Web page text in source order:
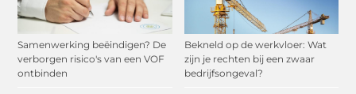
Samenwerking beëindigen? De
verborgen risico's van een VOF
ontbinden
Bekneld op de werkvloer: Wat
zijn je rechten bij een zwaar
bedrijfsongeval?